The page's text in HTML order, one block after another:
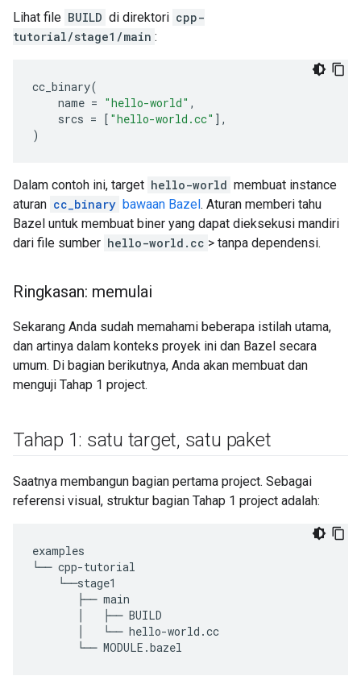
Lihat file BUILD di direktori cpp-
tutorial/stage1/main :
cc_binary(
name = "hello-world" ,
srcs = [ "hello-world.cc" ],
)
Dalam contoh ini, target hello-world membuat instance
aturan cc_binary bawaan Bazel. Aturan memberi tahu
Bazel untuk membuat biner yang dapat dieksekusi mandiri
dari file sumber hello-world.cc > tanpa dependensi.
Ringkasan: memulai
Sekarang Anda sudah memahami beberapa istilah utama,
dan artinya dalam konteks proyek ini dan Bazel secara
umum. Di bagian berikutnya, Anda akan membuat dan
menguji Tahap 1 project.
Tahap 1: satu target, satu paket
Saatnya membangun bagian pertama project. Sebagai
referensi visual, struktur bagian Tahap 1 project adalah:
examples
└── cpp-tutorial
    └──stage1
       ├── main
       │   ├── BUILD
       │   └── hello-world.cc